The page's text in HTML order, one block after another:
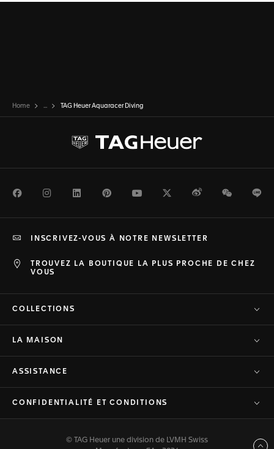
Home ... TAG Heuer Aquaracer Diving
FacebookInstagramLinkedInPinterestYoutubeTwitterWeiboWeChat
TROUVEZ LA BOUTIQUE LA PLUS PROCHE DE CHEZ
VOUS
INSCRIVEZ-VOUS À NOTRE NEWSLETTER
COLLECTIONS
LA MAISON
ASSISTANCE
CONFIDENTIALITÉ ET CONDITIONS
© TAG Heuer une division de LVMH Swiss